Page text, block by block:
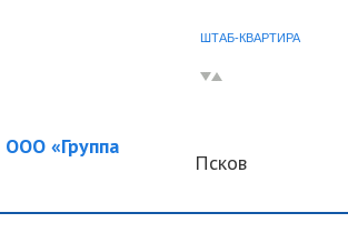
ШТАБ-КВАРТИРА
ООО «Группа
Псков